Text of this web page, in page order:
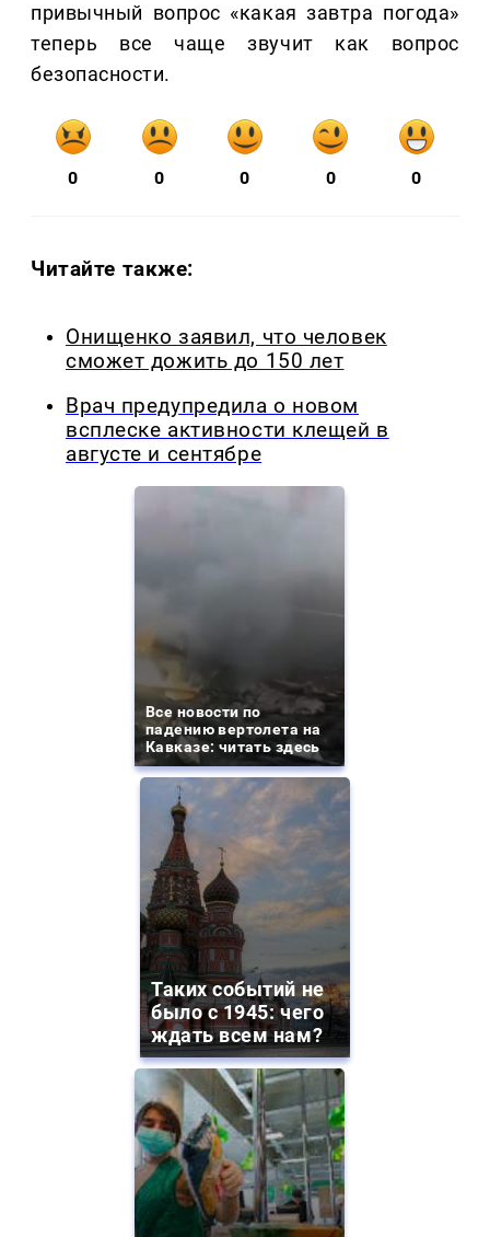
привычный вопрос «какая завтра погода»
теперь все чаще звучит как вопрос
безопасности.
0 0 0 0 0
Читайте также:
Онищенко заявил, что человек
сможет дожить до 150 лет
Врач предупредила о новом
всплеске активности клещей в
августе и сентябре
Все новости по
падению вертолета на
Кавказе: читать здесь
Таких событий не
было с 1945: чего
ждать всем нам?